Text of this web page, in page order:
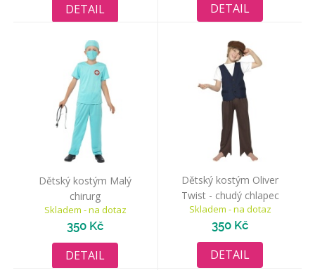
DETAIL DETAIL
Dětský kostým Malý
chirurg
Skladem - na dotaz
350 Kč
DETAIL
Dětský kostým Oliver
Twist - chudý chlapec
Skladem - na dotaz
350 Kč
DETAIL